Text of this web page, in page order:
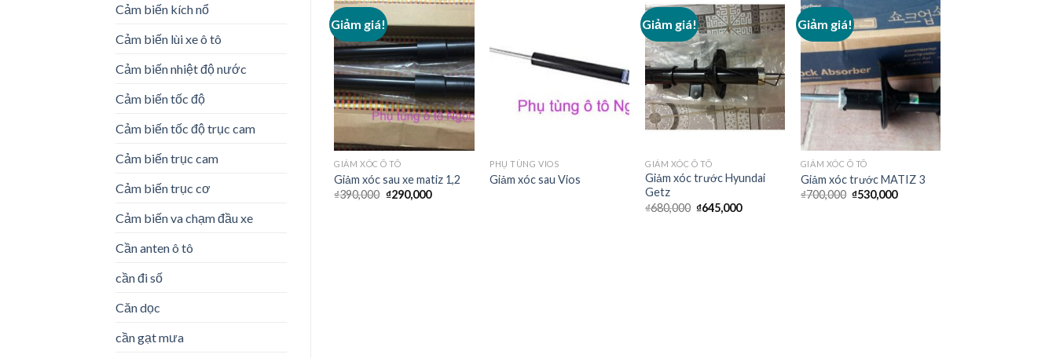
Cảm biến kích nổ
Cảm biến lùi xe ô tô
Cảm biến nhiệt độ nước
Cảm biến tốc độ
Cảm biến tốc độ trục cam
Cảm biến trục cam
Cảm biến trục cơ
Cảm biến va chạm đầu xe
Cần anten ô tô
cần đi số
Căn dọc
cần gạt mưa
Giảm giá!
Add to
Wishlist
GIẢM XÓC Ô TÔ
Giảm xóc sau xe matiz 1,2
₫390,000 ₫290,000
PHỤ TÙNG VIOS
Giảm xóc sau Vios
Giảm giá!
Add to
Wishlist
GIẢM XÓC Ô TÔ
Giảm xóc trước Hyundai
Getz
₫680,000 ₫645,000
Giảm giá!
Add to
Wishlist
GIẢM XÓC Ô TÔ
Giảm xóc trước MATIZ 3
₫700,000 ₫530,000
Wishlist
PHU TUNG XE TAI HYUNDAI
PORTER 1 tấn Mando